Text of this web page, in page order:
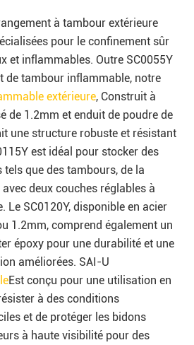
à tambour extérieure
pour le confinement sûr
et inflammables. Outre SC0055Y
de tambour inflammable, notre
extérieure, Construit à
de 1.2mm et enduit de poudre de
une structure robuste et résistant
est idéal pour stocker des
que des tambours, de la
deux couches réglables à
Le SC0120Y, disponible en acier
1.2mm, comprend également un
époxy pour une durabilité et une
améliorées. SAI-U
Est conçu pour une utilisation en
à des conditions
et de protéger les bidons
à haute visibilité pour des